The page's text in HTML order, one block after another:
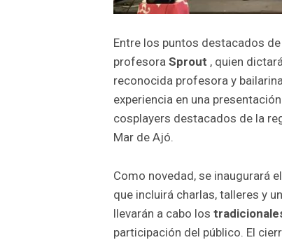
Entre los puntos destacados
profesora Sprout , quien
reconocida profesora y
experiencia en una
cosplayers destacados de la
Mar de Ajó.
Como novedad, se inaugurará el
que incluirá charlas, talleres y
llevarán a cabo los
participación del público. El